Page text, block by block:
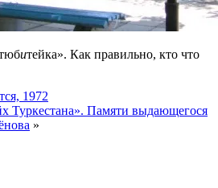
итейка». Как правильно, кто что
1972
Туркестана». Памяти выдающегося
»